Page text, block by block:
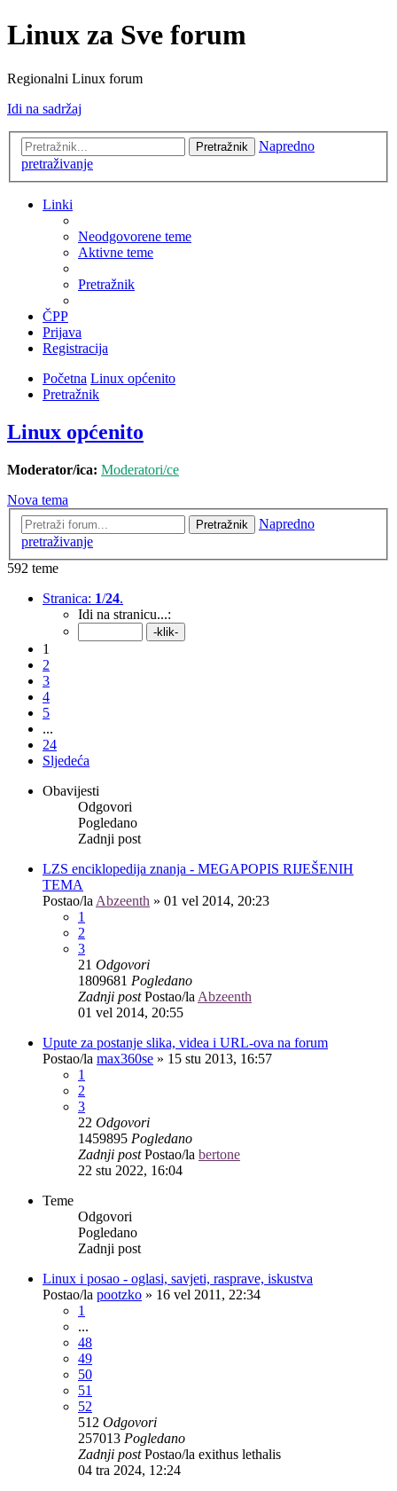
Linux za Sve forum
Regionalni Linux forum
Idi na sadržaj
Pretražnik
Napredno
pretraživanje
Linki
Neodgovorene teme
Aktivne teme
Pretražnik
ČPP
Prijava
Registracija
Početna Linux općenito
Pretražnik
Linux općenito
Moderator/ica: Moderatori/ce
Nova tema
Pretražnik
Napredno
pretraživanje
592 teme
Stranica: 1/24.
Idi na stranicu...:
1
2
3
4
5
...
24
Sljedeća
Obavijesti
Odgovori
Pogledano
Zadnji post
LZS enciklopedija znanja - MEGAPOPIS RIJEŠENIH
TEMA
Postao/la Abzeenth » 01 vel 2014, 20:23
1
2
3
21 Odgovori
1809681 Pogledano
Zadnji postPostao/la Abzeenth
01 vel 2014, 20:55
Upute za postanje slika, videa i URL-ova na forum
Postao/la max360se » 15 stu 2013, 16:57
1
2
3
22 Odgovori
1459895 Pogledano
Zadnji postPostao/la bertone
22 stu 2022, 16:04
Teme
Odgovori
Pogledano
Zadnji post
Linux i posao - oglasi, savjeti, rasprave, iskustva
Postao/la pootzko » 16 vel 2011, 22:34
1
...
48
49
50
51
52
512 Odgovori
257013 Pogledano
Zadnji postPostao/la exithus lethalis
04 tra 2024, 12:24